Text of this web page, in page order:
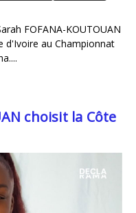
FOFANA-KOUTOUAN
d'Ivoire au Championnat
choisit la Côte